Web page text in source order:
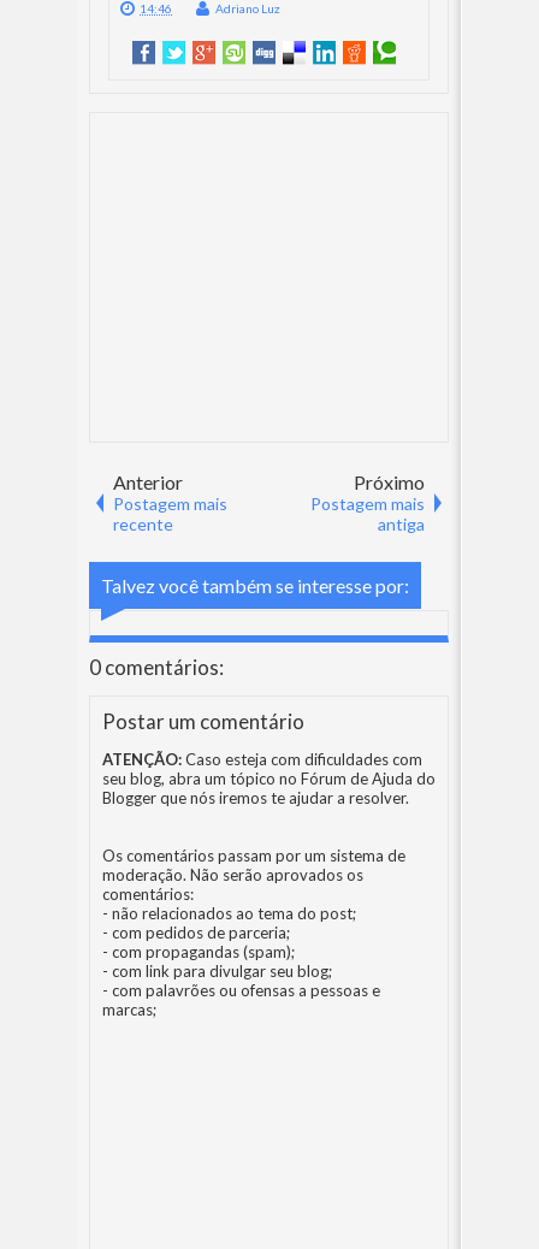
14:46 Adriano Luz
Anterior
Postagem mais
recente
Próximo
Postagem mais
antiga
Talvez você também se interesse por:
0 comentários:
Postar um comentário
ATENÇÃO:Caso esteja com dificuldades com
seu blog, abra um tópico no Fórum de Ajuda do
Bloggerque nós iremos te ajudar a resolver.
Os comentários passam por um sistema de
moderação. Não serão aprovados os
comentários:
- não relacionados ao tema do post;
- com pedidos de parceria;
- com propagandas (spam);
- com link para divulgar seu blog;
- com palavrões ou ofensas a pessoas e
marcas;